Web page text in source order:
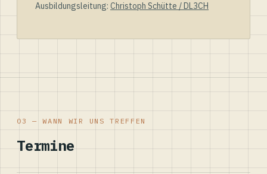
Ausbildungsleitung: Christoph Schütte / DL3CH
03 — WANN WIR UNS TREFFEN
Termine